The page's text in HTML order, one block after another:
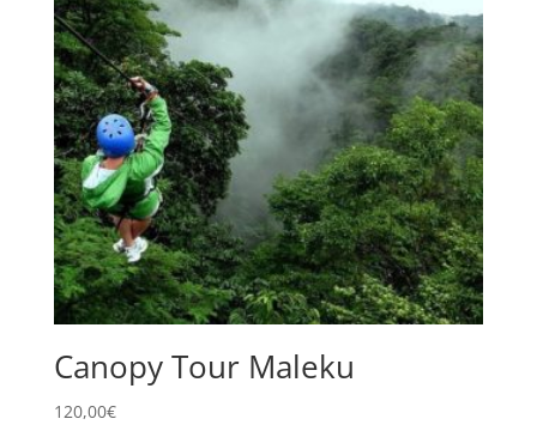
Canopy Tour Maleku
120,00€